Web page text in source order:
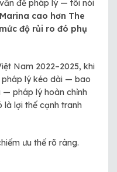
đề pháp lý — tôi nói
cao hơn The
độ rủi ro đó phụ
Nam 2022–2025, khi
lý kéo dài — bao
— pháp lý hoàn chỉnh
là lợi thế cạnh tranh
ưu thế rõ ràng.